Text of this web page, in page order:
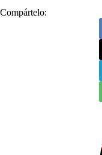
Compártelo: